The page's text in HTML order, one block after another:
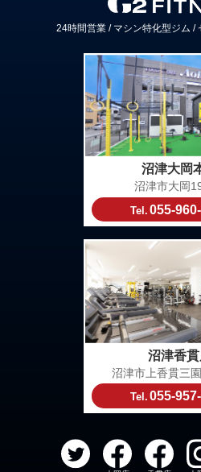
24時間営業 / マシン特化型ジム /
沼津大岡
沼津市大岡
Tel. 055-
沼津香
沼津市上香貫三
Tel. 055-